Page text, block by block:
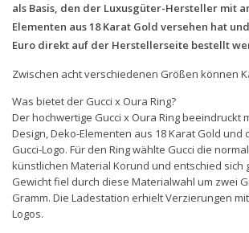
Flatrate-Datentarife
als Basis, den der Luxusgüter-Hersteller mit
Elementen aus 18 Karat Gold versehen hat
Euro direkt auf der Herstellerseite bestellt
Zwischen acht verschiedenen Größen können
Was bietet der Gucci x Oura Ring?
Der hochwertige Gucci x Oura Ring beeindruckt
Design, Deko-Elementen aus 18 Karat Gold und
Gucci-Logo. Für den Ring wählte Gucci die
künstlichen Material Korund und entschied sich
Gewicht fiel durch diese Materialwahl um zwei
Gramm. Die Ladestation erhielt Verzierungen
Logos.